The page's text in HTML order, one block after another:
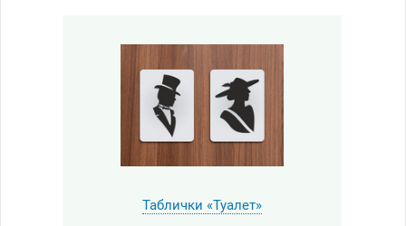
Таблички «Туалет»